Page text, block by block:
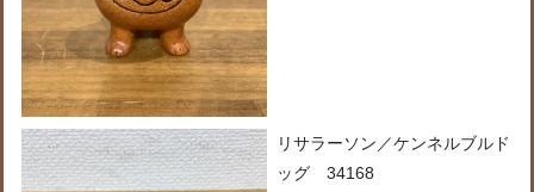
リサラーソン／ケンネルブルド
ッグ 34168